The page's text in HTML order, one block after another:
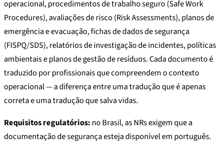
operacional, procedimentos de trabalho seguro (Safe Work
Procedures), avaliações de risco (Risk Assessments), planos de
emergência e evacuação, fichas de dados de segurança
(FISPQ/SDS), relatórios de investigação de incidentes, políticas
ambientais e planos de gestão de resíduos. Cada documento é
traduzido por profissionais que compreendem o contexto
operacional — a diferença entre uma tradução que é apenas
correta e uma tradução que salva vidas.
Requisitos regulatórios: no Brasil, as NRs exigem que a
documentação de segurança esteja disponível em português.